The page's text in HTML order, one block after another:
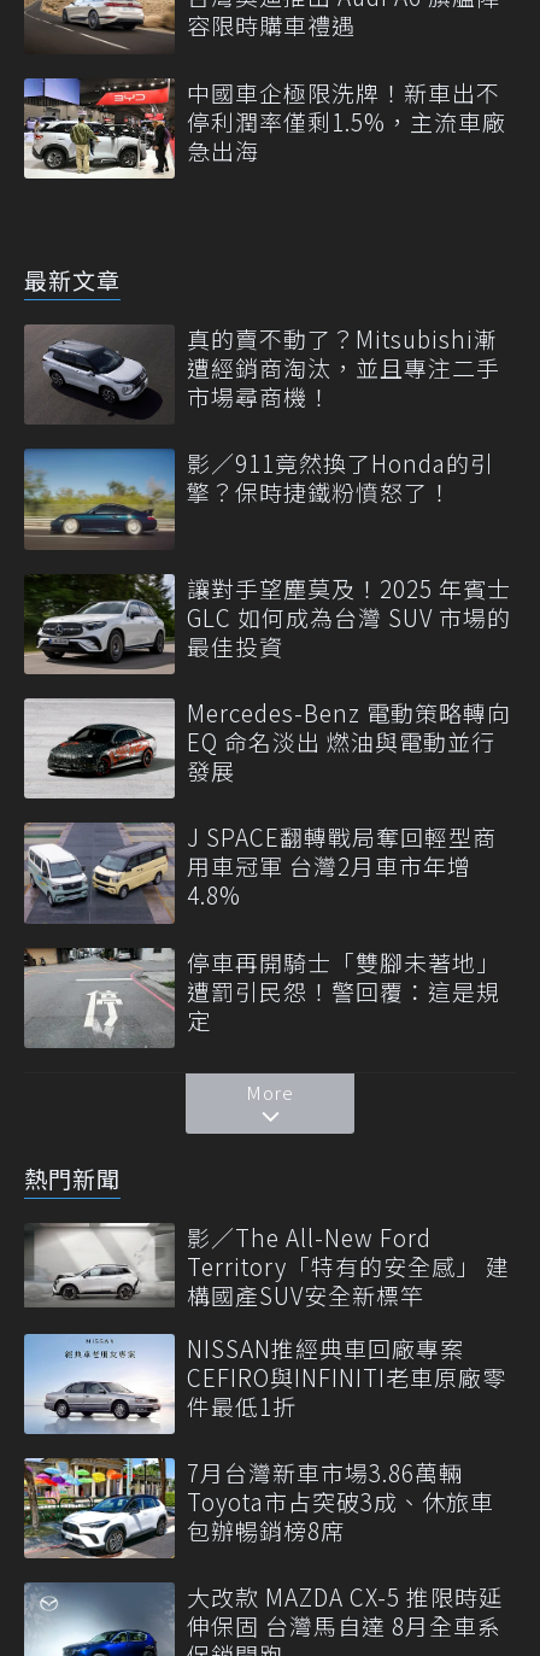
容限時購車禮遇
中國車企極限洗牌！新車出不
停利潤率僅剩1.5%，主流車廠
急出海
最新文章
真的賣不動了？Mitsubishi漸
遭經銷商淘汰，並且專注二手
市場尋商機！
影／911竟然換了Honda的引
擎？保時捷鐵粉憤怒了！
讓對手望塵莫及！2025 年賓士
GLC 如何成為台灣 SUV 市場的
最佳投資
Mercedes-Benz 電動策略轉向
EQ 命名淡出 燃油與電動並行
發展
J SPACE翻轉戰局奪回輕型商
用車冠軍 台灣2月車市年增
4.8%
停車再開騎士「雙腳未著地」
遭罰引民怨！警回覆：這是規
定
More
熱門新聞
影／The All-New Ford
Territory「特有的安全感」 建
構國產SUV安全新標竿
NISSAN推經典車回廠專案
CEFIRO與INFINITI老車原廠零
件最低1折
7月台灣新車市場3.86萬輛
Toyota市占突破3成、休旅車
包辦暢銷榜8席
大改款 MAZDA CX-5 推限時延
伸保固 台灣馬自達 8月全車系